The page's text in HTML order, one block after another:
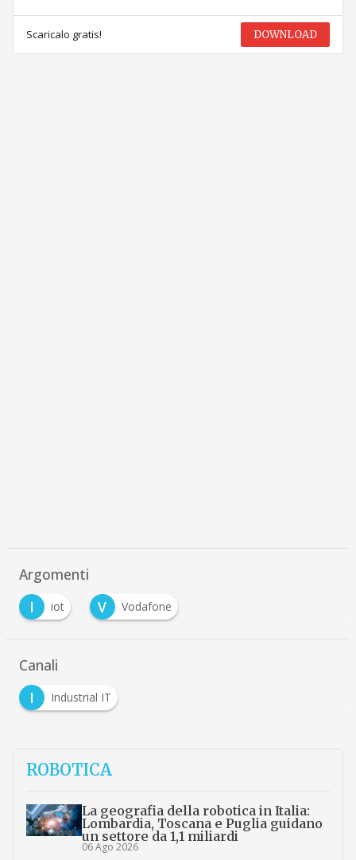
Scaricalo gratis! DOWNLOAD
Argomenti
I
iot V Vodafone
Canali
I
Industrial IT
ROBOTICA
La geografia della robotica in Italia:
Lombardia, Toscana e Puglia guidano
un settore da 1,1 miliardi
06 Ago 2026